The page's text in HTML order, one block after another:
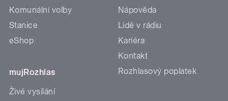
Komunální volby
Stanice
eShop
mujRozhlas
Živé vysílání
Nápověda
Lidé v rádiu
Kariéra
Kontakt
Rozhlasový poplatek